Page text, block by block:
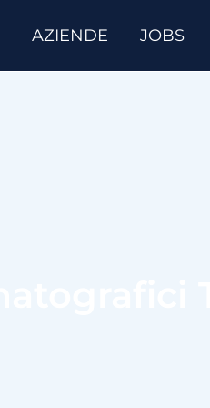
AZIENDE JOBS